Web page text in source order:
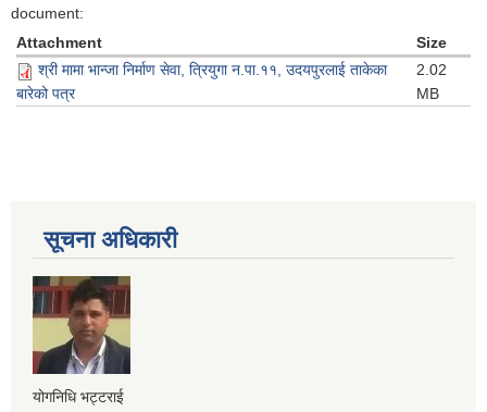
document:
Attachment
Size
श्री मामा भान्जा निर्माण सेवा, त्रियुगा न.पा.११, उदयपुरलाई ताकेका
बारेको पत्र
2.02
MB
सूचना अधिकारी
योगनिधि भट्टराई